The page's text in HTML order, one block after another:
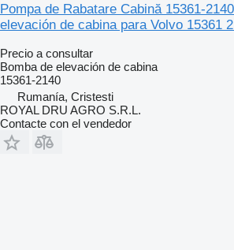
Pompa de Rabatare Cabină 15361-
elevación de cabina para Volvo 15361
Precio a consultar
Bomba de elevación de cabina
15361-2140
Rumanía, Cristesti
ROYAL DRU AGRO S.R.L.
Contacte con el vendedor